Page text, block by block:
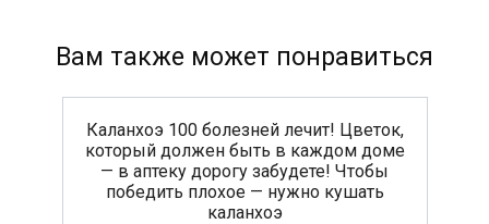
Вам также может понравиться
Каланхоэ 100 болезней лечит! Цветок,
который должен быть в каждом доме
— в аптеку дорогу забудете! Чтобы
победить плохое — нужно кушать
каланхоэ